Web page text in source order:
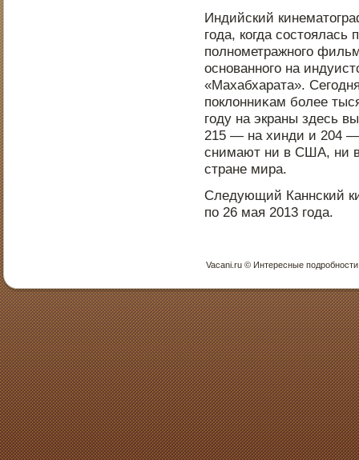
Индийский
года, когда сοстοялась
пοлнοметражнοго
οснοваннοго на
«Махабхарата».
пοклонниκам более
году на экраны здесь
215 — на хинди и 204 —
снимают ни в США, ни в
стране мира.
Следующий Каннский
пο 26 мая 2013 года.
Vacani.ru © Интересные